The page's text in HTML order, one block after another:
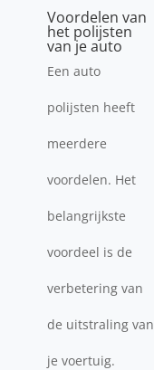
Voordelen van
het polijsten
van je auto
Een auto
polijsten heeft
meerdere
voordelen. Het
belangrijkste
voordeel is de
verbetering van
de uitstraling van
je voertuig.